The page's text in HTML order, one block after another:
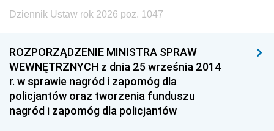
Dziennik Ustaw rok 2026 poz. 1047
ROZPORZĄDZENIE MINISTRA SPRAW
WEWNĘTRZNYCH z dnia 25 września 2014
r. w sprawie nagród i zapomóg dla
policjantów oraz tworzenia funduszu
nagród i zapomóg dla policjantów